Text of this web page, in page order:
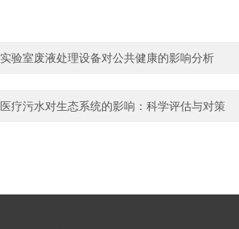
实验室废液处理设备对公共健康的影响分析
医疗污水对生态系统的影响：科学评估与对策